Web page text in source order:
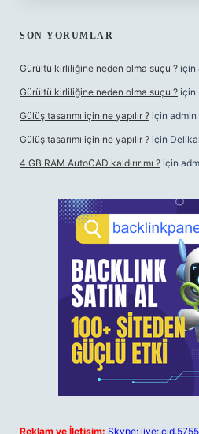
SON YORUMLAR
Gürültü kirliliğine neden olma suçu ? için
Gürültü kirliliğine neden olma suçu ? için
Gülüş tasarımı için ne yapılır ? için admin
Gülüş tasarımı için ne yapılır ? için
4 GB RAM AutoCAD kaldırır mı ? için
Reklam ve İletişim: Skype: